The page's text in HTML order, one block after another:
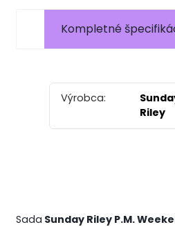
Kompletné
Sada Sunday Riley P.M.
Výrobca:
Riley